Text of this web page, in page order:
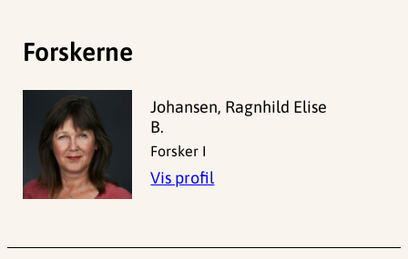
Forskerne
Johansen, Ragnhild Elise
B.
Forsker I
Vis profil